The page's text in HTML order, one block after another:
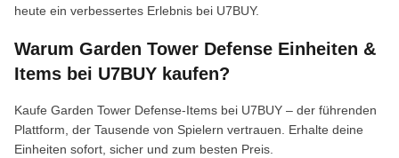
heute ein verbessertes Erlebnis bei U7BUY.
Warum Garden Tower Defense Einheiten &
Items bei U7BUY kaufen?
Kaufe Garden Tower Defense-Items bei U7BUY – der führenden
Plattform, der Tausende von Spielern vertrauen. Erhalte deine
Einheiten sofort, sicher und zum besten Preis.